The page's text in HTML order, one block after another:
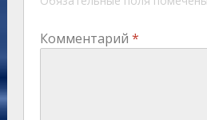
Комментарий *